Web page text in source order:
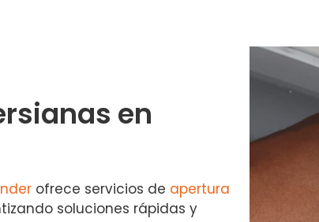
en
ofrece servicios de apertura
soluciones rápidas y